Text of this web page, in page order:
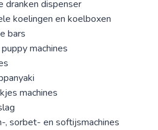
dranken dispenser
koelingen en koelboxen
bars
machines
machines
, sorbet- en softijsmachines